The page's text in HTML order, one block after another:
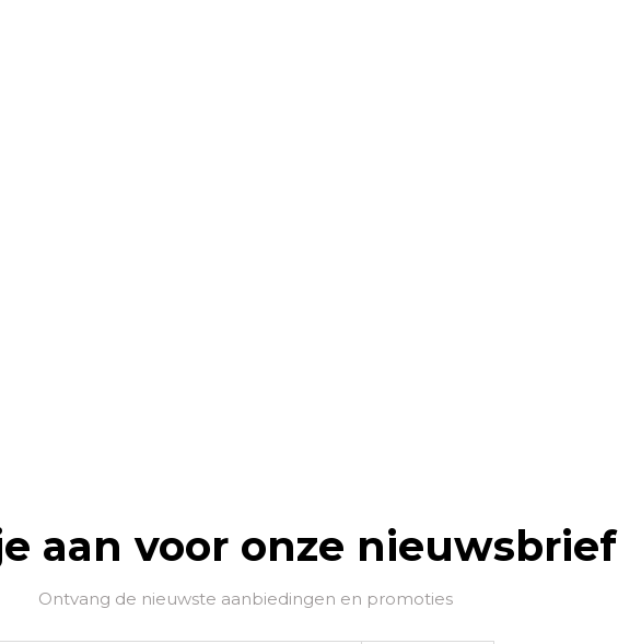
aan voor onze nieuwsbrief
Ontvang de nieuwste aanbiedingen en promoties